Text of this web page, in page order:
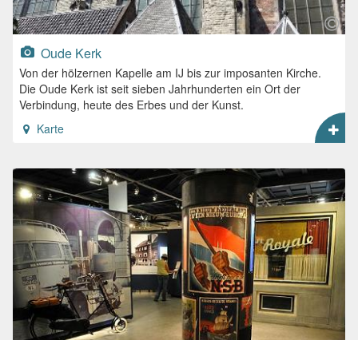
Oude Kerk
Von der hölzernen Kapelle am IJ bis zur imposanten Kirche.
Die Oude Kerk ist seit sieben Jahrhunderten ein Ort der
Verbindung, heute des Erbes und der Kunst.
Karte